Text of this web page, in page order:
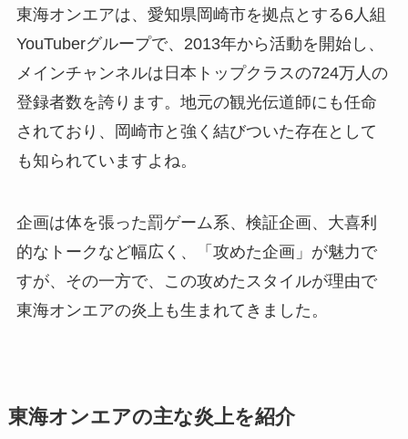
東海オンエアは、愛知県岡崎市を拠点とする6人組
YouTuberグループで、2013年から活動を開始し、
メインチャンネルは日本トップクラスの724万人の
登録者数を誇ります。地元の観光伝道師にも任命
されており、岡崎市と強く結びついた存在として
も知られていますよね。
企画は体を張った罰ゲーム系、検証企画、大喜利
的なトークなど幅広く、「攻めた企画」が魅力で
すが、その一方で、この攻めたスタイルが理由で
東海オンエアの炎上も生まれてきました。
東海オンエアの主な炎上を紹介